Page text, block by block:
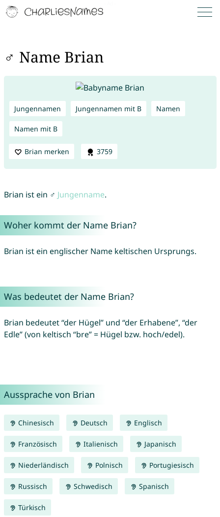
♂ Name Brian
Jungennamen Jungennamen mit B Namen
Namen mit B
Brian merken 3759
Brian ist ein ♂ Jungenname.
Woher kommt der Name Brian?
Brian ist ein englischer Name keltischen Ursprungs.
Was bedeutet der Name Brian?
Brian bedeutet “der Hügel” und “der Erhabene”, “der
Edle” (von keltisch “bre” = Hügel bzw. hoch/edel).
Aussprache von Brian
Chinesisch Deutsch Englisch
Französisch Italienisch Japanisch
Niederländisch Polnisch Portugiesisch
Russisch Schwedisch Spanisch
Türkisch